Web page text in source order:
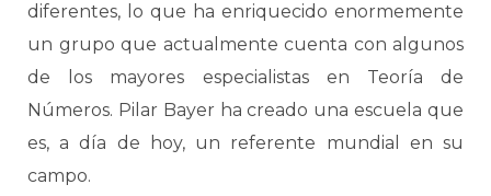
diferentes, lo que ha enriquecido enormemente
un grupo que actualmente cuenta con algunos
de los mayores especialistas en Teoría de
Números. Pilar Bayer ha creado una escuela que
es, a día de hoy, un referente mundial en su
campo.